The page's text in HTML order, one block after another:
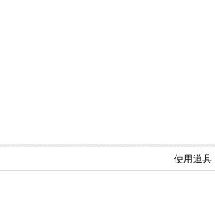
使用道具